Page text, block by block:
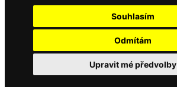
Souhlasím
Odmítám
Upravit mé předvolby